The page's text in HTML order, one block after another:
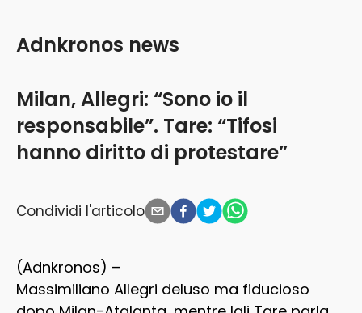
Milan, Allegri: “Sono io il
responsabile”. Tare: “Tifosi
hanno diritto di protestare”
Adnkronos news
Condividi l'articolo
(Adnkronos) –
Massimiliano Allegri deluso ma fiducioso